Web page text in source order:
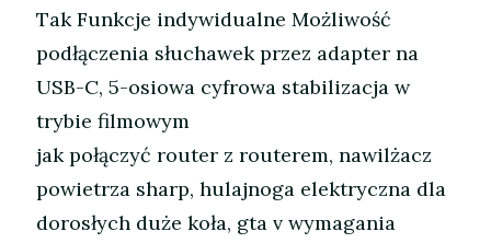
Tak Funkcje indywidualne Możliwość
podłączenia słuchawek przez adapter na
USB-C, 5-osiowa cyfrowa stabilizacja w
trybie filmowym
jak połączyć router z routerem, nawilżacz
powietrza sharp, hulajnoga elektryczna dla
dorosłych duże koła, gta v wymagania